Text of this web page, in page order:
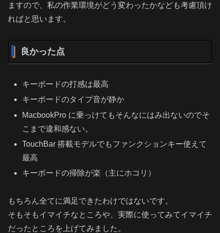
ますので、私の作業環境がどう変わったかなども考慮頂け
ればと思います。
良かった点
キーボードの打感は最高
キーボードのタイプ音が静か
MacbookPro に乗っけてもそんなにはみ出ないのでそ
こまで違和感ない。
TouchBar 搭載モデルでもファンクションキー使えて
最高
キーボードの掃除が楽（主にホコリ）
もちろん全てに満足できたわけではないです。
そもそもイマイチなところや、実際に使ってみてイマイチ
だったところを上げてみました。